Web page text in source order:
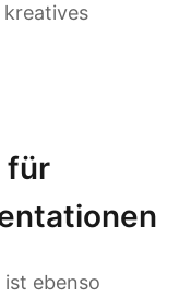
für
ist ebenso